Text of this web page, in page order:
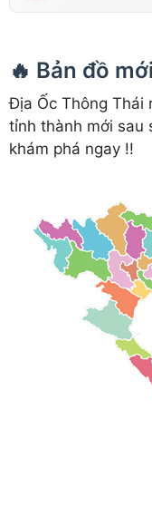
🔥 Bản đồ
Địa Ốc Thông Thái
tỉnh thành mới sau
khám phá ngay !!